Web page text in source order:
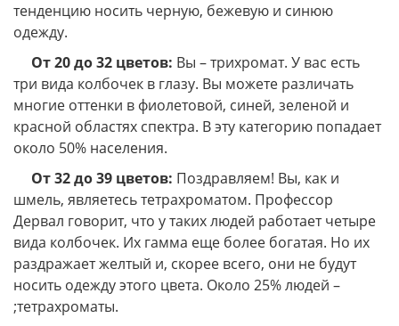
тенденцию носить черную, бежевую и синюю
одежду.
От 20 до 32 цветов: Вы – трихромат. У вас есть
три вида колбочек в глазу. Вы можете различать
многие оттенки в фиолетовой, синей, зеленой и
красной областях спектра. В эту категорию попадает
около 50% населения.
От 32 до 39 цветов: Поздравляем! Вы, как и
шмель, являетесь тетрахроматом. Профессор
Дервал говорит, что у таких людей работает четыре
вида колбочек. Их гамма еще более богатая. Но их
раздражает желтый и, скорее всего, они не будут
носить одежду этого цвета. Около 25% людей –
;тетрахроматы.